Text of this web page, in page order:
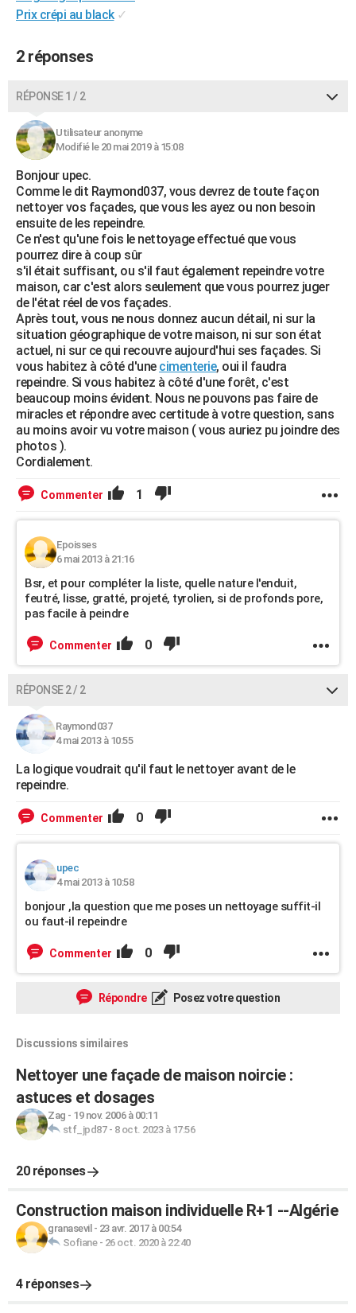
Destinations
City break
Voyage nature
Voyage de noces
Forum
Climat
PHOTO
GUIDES D'ACHAT
Carte de Noël
Carte Bonne année
Carte Saint-Valentin
Carte Pâques
Carte d'anniversaire
DICTIONNAIRE
Dictionnaire
Biographies
Citations
Expressions
Proverbes
PROGRAMME TV
COPAINS D'AVANT
S'inscrire
Se connecter
Lycées
Collèges
Primaires
Universités
Entreprises
Service militaire
Avis de recherche
AVIS DE DÉCÈS
FORUM
Bricolage
Lifestyle
Culture
Sport
Auto
Television
Voyage
Cinema
Prix crépi au black ✓
2 réponses
RÉPONSE 1 / 2
Utilisateur anonyme
Modifié le 20 mai 2019 à 15:08
Bonjour upec.
Comme le dit Raymond037, vous devrez de toute façon
nettoyer vos façades, que vous les ayez ou non besoin
ensuite de les repeindre.
Ce n'est qu'une fois le nettoyage effectué que vous
pourrez dire à coup sûr
s'il était suffisant, ou s'il faut également repeindre votre
maison, car c'est alors seulement que vous pourrez juger
de l'état réel de vos façades.
Après tout, vous ne nous donnez aucun détail, ni sur la
situation géographique de votre maison, ni sur son état
actuel, ni sur ce qui recouvre aujourd'hui ses façades. Si
vous habitez à côté d'une cimenterie, oui il faudra
repeindre. Si vous habitez à côté d'une forêt, c'est
beaucoup moins évident. Nous ne pouvons pas faire de
miracles et répondre avec certitude à votre question, sans
au moins avoir vu votre maison ( vous auriez pu joindre des
photos ).
Cordialement.
Commenter 1
Epoisses
6 mai 2013 à 21:16
Bsr, et pour compléter la liste, quelle nature l'enduit,
feutré, lisse, gratté, projeté, tyrolien, si de profonds pore,
pas facile à peindre
Commenter 0
RÉPONSE 2 / 2
Raymond037
4 mai 2013 à 10:55
La logique voudrait qu'il faut le nettoyer avant de le
repeindre.
Commenter 0
upec
4 mai 2013 à 10:58
bonjour ,la question que me poses un nettoyage suffit-il
ou faut-il repeindre
Commenter 0
Répondre Posez votre question
Discussions similaires
Nettoyer une façade de maison noircie :
astuces et dosages
Zag - 19 nov. 2006 à 00:11
stf_jpd87- 8 oct. 2023 à 17:56
20 réponses
Construction maison individuelle R+1 --Algérie
granasevil - 23 avr. 2017 à 00:54
Sofiane- 26 oct. 2020 à 22:40
4 réponses